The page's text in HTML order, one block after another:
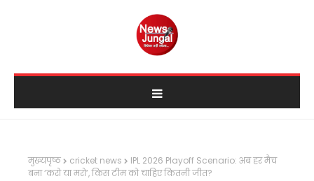
मुख्यपृष्ठ cricket news
IPL 2026 Playoff Scenario: अब हर मैच
बना ‘करो या मरो’, किस टीम को चाहिए कितनी जीत?